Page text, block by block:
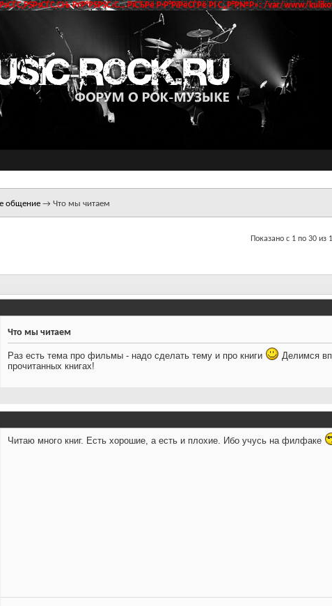
РґР°РЅРЅС‹С… РїСЂРё Р·Р°РїРёСЃРё РІ С„Р°Р№Р»: /var/
общение → Что мы читаем
Показано с 1 по 30 из
Что мы читаем
Раз есть тема про фильмы - надо сделать тему и про книги
Делимся
прочитанных книгах!
Читаю много книг. Есть хорошие, а есть и плохие. Ибо учусь на филфаке